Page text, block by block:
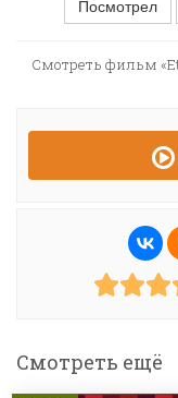
Посмотрел
Смотреть фильм
Смотреть ещё